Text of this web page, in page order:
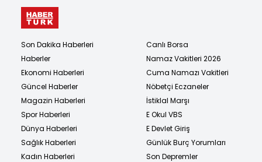
Son Dakika Haberleri
Haberler
Ekonomi Haberleri
Güncel Haberler
Magazin Haberleri
Spor Haberleri
Dünya Haberleri
Sağlık Haberleri
Kadın Haberleri
Canlı Borsa
Namaz Vakitleri 2026
Cuma Namazı Vakitleri
Nöbetçi Eczaneler
İstiklal Marşı
E Okul VBS
E Devlet Giriş
Günlük Burç Yorumları
Son Depremler